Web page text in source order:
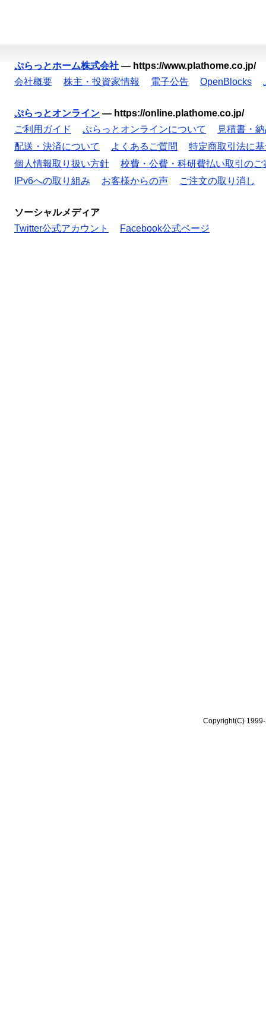
ぷらっとホーム株式会社 — https://www.plathome.co.jp/
会社概要
株主・投資家情報 電子公告 OpenBlocks
ぷらっとオンライン — https://online.plathome.co.jp/
ご利用ガイド
ぷらっとオンラインについて
見積書・
配送・決済について
よくあるご質問
特定商取引法に
個人情報取り扱い方針
校費・公費・科研費払い取引のご
IPv6への取り組み
お客様からの声 ご注文の取り消し
ソーシャルメディア
Twitter公式アカウント
Facebook公式ページ
Copyright(C)